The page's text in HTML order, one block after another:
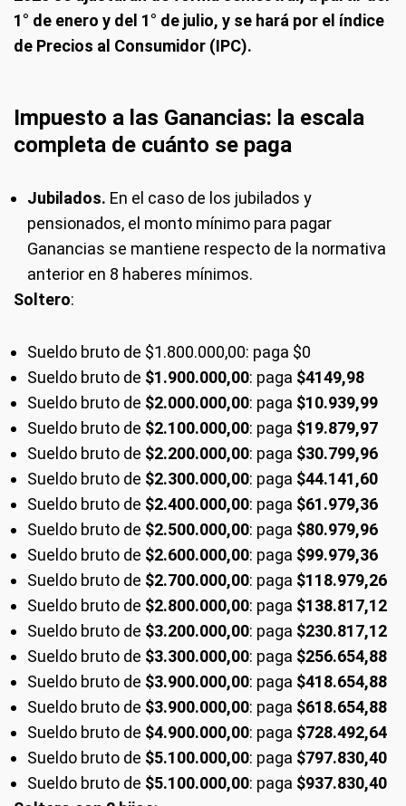
1° de enero y del 1° de julio, y se hará por el índice
de Precios al Consumidor (IPC).
Impuesto a las Ganancias: la escala
completa de cuánto se paga
Jubilados. En el caso de los jubilados y
pensionados, el monto mínimo para pagar
Ganancias se mantiene respecto de la normativa
anterior en 8 haberes mínimos.
Soltero:
Sueldo bruto de $1.800.000,00: paga $0
Sueldo bruto de $1.900.000,00: paga $4149,98
Sueldo bruto de $2.000.000,00: paga $10.939,99
Sueldo bruto de $2.100.000,00: paga $19.879,97
Sueldo bruto de $2.200.000,00: paga $30.799,96
Sueldo bruto de $2.300.000,00: paga $44.141,60
Sueldo bruto de $2.400.000,00: paga $61.979,36
Sueldo bruto de $2.500.000,00: paga $80.979,96
Sueldo bruto de $2.600.000,00: paga $99.979,36
Sueldo bruto de $2.700.000,00: paga $118.979,26
Sueldo bruto de $2.800.000,00: paga $138.817,12
Sueldo bruto de $3.200.000,00: paga $230.817,12
Sueldo bruto de $3.300.000,00: paga $256.654,88
Sueldo bruto de $3.900.000,00: paga $418.654,88
Sueldo bruto de $3.900.000,00: paga $618.654,88
Sueldo bruto de $4.900.000,00: paga $728.492,64
Sueldo bruto de $5.100.000,00: paga $797.830,40
Sueldo bruto de $5.100.000,00: paga $937.830,40